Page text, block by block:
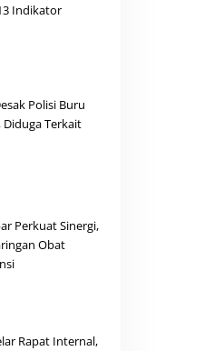
Indikator
Polisi Buru
Diduga Terkait
Perkuat Sinergi,
Obat
Rapat Internal,